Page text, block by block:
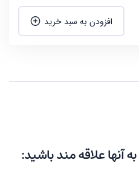
افزودن به سبد خرید
علاقه مند باشید: